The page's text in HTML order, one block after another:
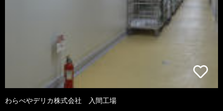
わらべやデリカ株式会社 入間工場